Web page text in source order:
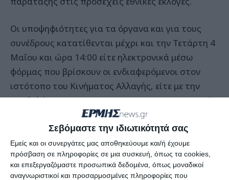
Σεβόμαστε την ιδιωτικότητά σας
Εμείς και οι συνεργάτες μας αποθηκεύουμε και/ή έχουμε
πρόσβαση σε πληροφορίες σε μια συσκευή, όπως τα cookies,
και επεξεργαζόμαστε προσωπικά δεδομένα, όπως μοναδικοί
αναγνωριστικοί και προσαρμοσμένες πληροφορίες που
Οι υποψηφιότητες για τα όργανα και για τους
συνέδρους κατατίθενται μέχρι και την Τετάρτη 4
Μαΐου και ώρα 14:00 είτε ηλεκτρονικά μέσω
φόρμας που βρίσκουν οι ενδιαφερόμενοι στον
ιστότοπο του Κινήματος Αλλαγής, είτε με την
υποβολή email στο:ekloges8maiou@gmail.comή
ακόμη και τηλεφωνικά στο 210-3665302.
Δικαίωμα υποβολής υποψηφιότητας έχουν
αποκλειστικά και μόνο τα μέλη του Κινήματος.
Κανένα μέλος δεν έχει δικαίωμα να καταθέσει
υποψηφιότητα σε περισσότερα του ενός